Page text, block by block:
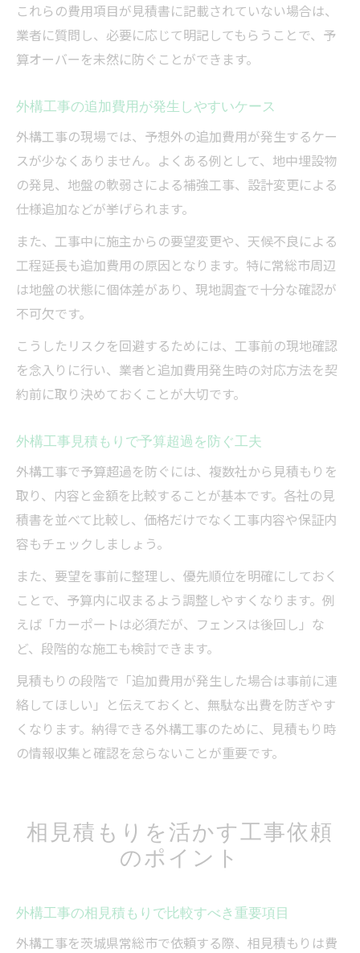
これらの費用項目が見積書に記載されていない場合は、
業者に質問し、必要に応じて明記してもらうことで、予
算オーバーを未然に防ぐことができます。
外構工事の追加費用が発生しやすいケース
外構工事の現場では、予想外の追加費用が発生するケー
スが少なくありません。よくある例として、地中埋設物
の発見、地盤の軟弱さによる補強工事、設計変更による
仕様追加などが挙げられます。
また、工事中に施主からの要望変更や、天候不良による
工程延長も追加費用の原因となります。特に常総市周辺
は地盤の状態に個体差があり、現地調査で十分な確認が
不可欠です。
こうしたリスクを回避するためには、工事前の現地確認
を念入りに行い、業者と追加費用発生時の対応方法を契
約前に取り決めておくことが大切です。
外構工事見積もりで予算超過を防ぐ工夫
外構工事で予算超過を防ぐには、複数社から見積もりを
取り、内容と金額を比較することが基本です。各社の見
積書を並べて比較し、価格だけでなく工事内容や保証内
容もチェックしましょう。
また、要望を事前に整理し、優先順位を明確にしておく
ことで、予算内に収まるよう調整しやすくなります。例
えば「カーポートは必須だが、フェンスは後回し」な
ど、段階的な施工も検討できます。
見積もりの段階で「追加費用が発生した場合は事前に連
絡してほしい」と伝えておくと、無駄な出費を防ぎやす
くなります。納得できる外構工事のために、見積もり時
の情報収集と確認を怠らないことが重要です。
相見積もりを活かす工事依頼
のポイント
外構工事の相見積もりで比較すべき重要項目
外構工事を茨城県常総市で依頼する際、相見積もりは費